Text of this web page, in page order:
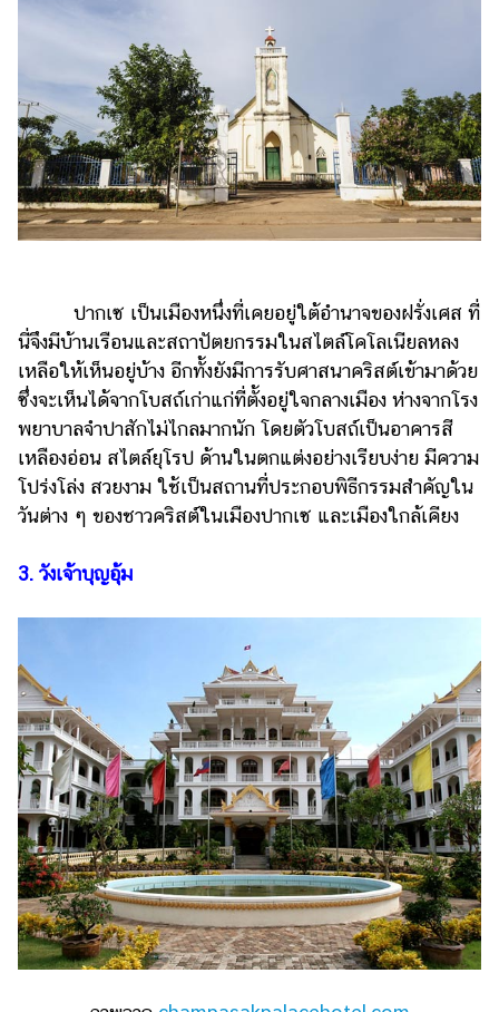
ออนไลน์
โฆษณา
แจ้ง
ปัญหา
ร่วม
งาน
กับ
ปากเซ เป็นเมืองหนึ่งที่เคยอยู่ใต้อำนาจของฝรั่งเศส ที่
นี่จึงมีบ้านเรือนและสถาปัตยกรรมในสไตล์โคโลเนียลหลง
เหลือให้เห็นอยู่บ้าง อีกทั้งยังมีการรับศาสนาคริสต์เข้ามาด้วย
ซึ่งจะเห็นได้จากโบสถ์เก่าแก่ที่ตั้งอยู่ใจกลางเมือง ห่างจากโรง
พยาบาลจำปาสักไม่ไกลมากนัก โดยตัวโบสถ์เป็นอาคารสี
เหลืองอ่อน สไตล์ยุโรป ด้านในตกแต่งอย่างเรียบง่าย มีความ
โปร่งโล่ง สวยงาม ใช้เป็นสถานที่ประกอบพิธีกรรมสำคัญใน
วันต่าง ๆ ของชาวคริสต์ในเมืองปากเซ และเมืองใกล้เคียง
3. วังเจ้าบุญอุ้ม